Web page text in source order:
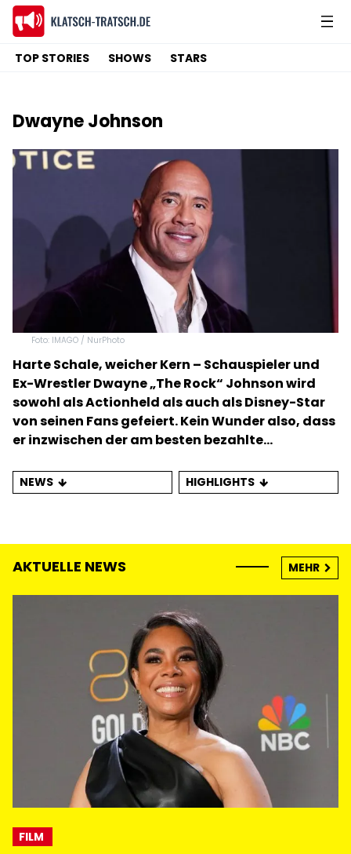
TOP STORIES SHOWS STARS
Dwayne Johnson
Foto: IMAGO / NurPhoto
Harte Schale, weicher Kern – Schauspieler und
Ex-Wrestler Dwayne „The Rock“ Johnson wird
sowohl als Actionheld als auch als Disney-Star
von seinen Fans gefeiert. Kein Wunder also, dass
er inzwischen der am besten bezahlte
NEWS HIGHLIGHTS
AKTUELLE NEWS MEHR
FILM